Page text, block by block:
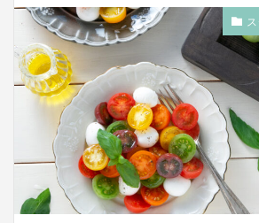
仕事内容
下味冷凍
富士
ワイヤーフレーム
レシピ本
ヨーグルト
ヨシモトブック
ミールキット
ポーリッシュ
ポーランド
和牛
敬老の
プレゼント選び
父の日
豚かたまり肉
筋トレ飯